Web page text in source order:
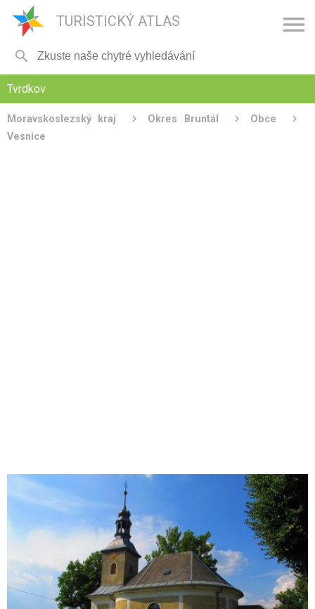
TURISTICKÝ ATLAS 

Tvrdkov
Moravskoslezský kraj Okres Bruntál
Obce
Vesnice